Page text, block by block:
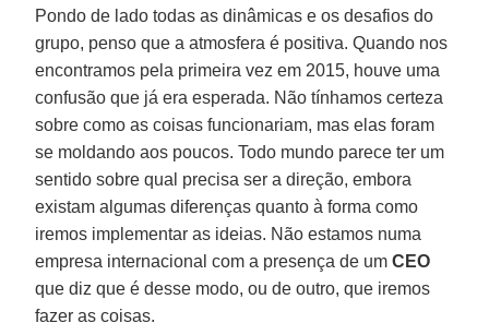
Pondo de lado todas as dinâmicas e os desafios do
grupo, penso que a atmosfera é positiva. Quando nos
encontramos pela primeira vez em 2015, houve uma
confusão que já era esperada. Não tínhamos certeza
sobre como as coisas funcionariam, mas elas foram
se moldando aos poucos. Todo mundo parece ter um
sentido sobre qual precisa ser a direção, embora
existam algumas diferenças quanto à forma como
iremos implementar as ideias. Não estamos numa
empresa internacional com a presença de umCEO
que diz que é desse modo, ou de outro, que iremos
fazer as coisas.